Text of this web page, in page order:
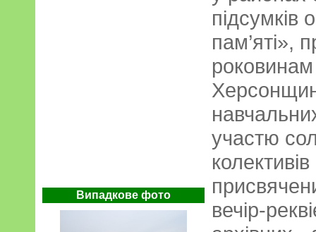
Випадкове фото
підсумків
пам’яті»,
участю
вечір-